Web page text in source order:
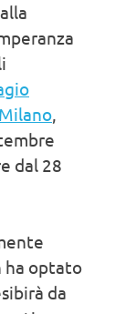
Milano,
dal 28
ha optato
da